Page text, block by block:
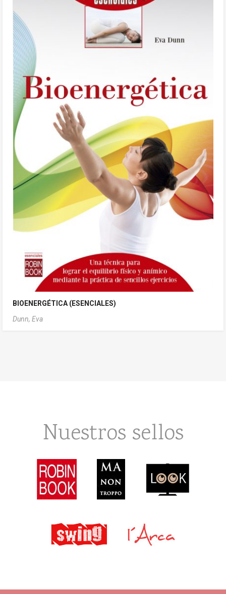
BIOENERGÉTICA (ESENCIALES)
Dunn, Eva
Nuestros sellos